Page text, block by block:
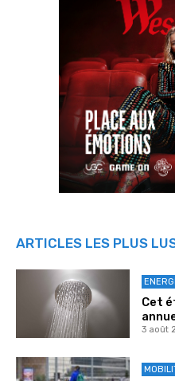
ARTICLES LES PLUS
Cet
3 août